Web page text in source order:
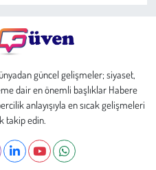
güncel gelişmeler; siyaset,
dair en önemli başlıklar Habere
anlayışıyla en sıcak gelişmeleri
takip edin.